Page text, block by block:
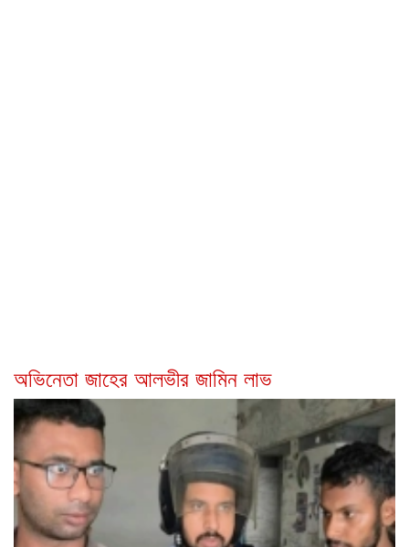
অভিনেতা জাহের আলভীর জামিন লাভ